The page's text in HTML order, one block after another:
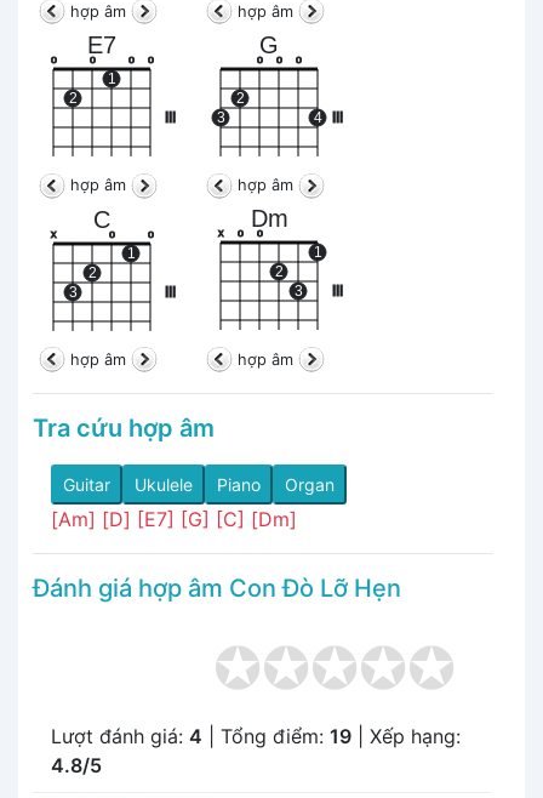
hợp âm hợp âm
E7
III
o
2
o
1
o o
hợp âm
G
3
2
o o o
4
hợp âm
C
III
x
3
2
o
1
o
hợp âm
Dm
x o o
2
3
1
hợp âm
Tra cứu hợp âm
Guitar Ukulele Piano Organ
[Am] [D] [E7] [G] [C] [Dm]
Đánh giá hợp âm Con Đò Lỡ Hẹn
Lượt đánh giá: 4 | Tổng điểm: 19 | Xếp hạng:
4.8/5